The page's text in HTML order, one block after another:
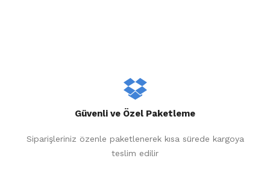
Güvenli ve Özel Paketleme
Siparişleriniz özenle paketlenerek kısa sürede kargoya
teslim edilir